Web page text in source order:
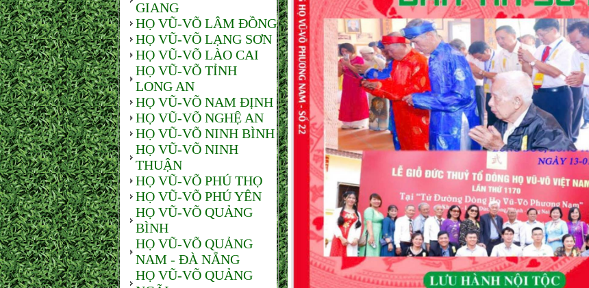
GIANG
HỌ VŨ-VÕ LÂM ĐỒNG
HỌ VŨ-VÕ LẠNG SƠN
HỌ VŨ-VÕ LÀO CAI
HỌ VŨ-VÕ TỈNH
LONG AN
HỌ VŨ-VÕ NAM ĐỊNH
HỌ VŨ-VÕ NGHỆ AN
HỌ VŨ-VÕ NINH BÌNH
HỌ VŨ-VÕ NINH
THUẬN
HỌ VŨ-VÕ PHÚ THỌ
HỌ VŨ-VÕ PHÚ YÊN
HỌ VŨ-VÕ QUẢNG
BÌNH
HỌ VŨ-VÕ QUẢNG
NAM - ĐÀ NẴNG
HỌ VŨ-VÕ QUẢNG